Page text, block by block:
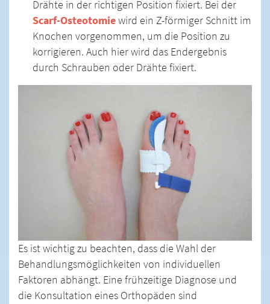
Drähte in der richtigen Position fixiert. Bei der
Scarf-Osteotomiewird ein Z-förmiger Schnitt im
Knochen vorgenommen, um die Position zu
korrigieren. Auch hier wird das Endergebnis
durch Schrauben oder Drähte fixiert.
Es ist wichtig zu beachten, dass die Wahl der
Behandlungsmöglichkeiten von individuellen
Faktoren abhängt. Eine frühzeitige Diagnose und
die Konsultation eines Orthopäden sind